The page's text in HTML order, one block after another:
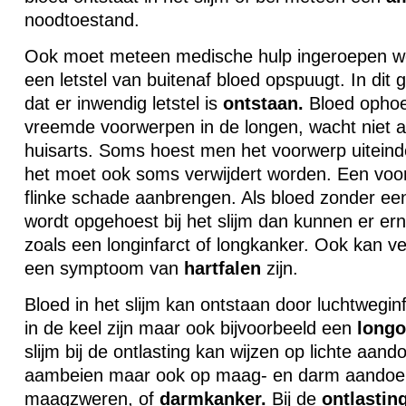
noodtoestand.
Ook moet meteen medische hulp ingeroepen
een letstel van buitenaf bloed opspuugt. In dit
dat er inwendig letstel is ontstaan. Bloed
vreemde voorwerpen in de longen, wacht niet
huisarts. Soms hoest men het voorwerp
het moet ook soms verwijdert worden. Een
flinke schade aanbrengen. Als bloed zonder
wordt opgehoest bij het slijm dan kunnen er
zoals een longinfarct of longkanker. Ook kan
een symptoom van hartfalen zijn.
Bloed in het slijm kan ontstaan door
in de keel zijn maar ook bijvoorbeeld een
slijm bij de ontlasting kan wijzen op lichte
aambeien maar ook op maag- en darm
maagzweren, of darmkanker. Bij de